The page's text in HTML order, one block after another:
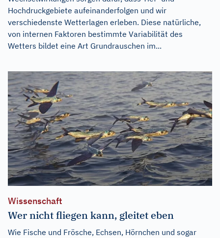
Hochdruckgebiete aufeinanderfolgen und wir
verschiedenste Wetterlagen erleben. Diese natürliche,
von internen Faktoren bestimmte Variabilität des
Wetters bildet eine Art Grundrauschen im...
Wissenschaft
Wer nicht fliegen kann, gleitet eben
Wie Fische und Frösche, Echsen, Hörnchen und sogar